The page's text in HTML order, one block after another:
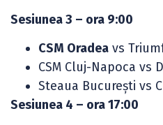
Sesiunea 3 – ora 9:00
CSM Oradea vs
CSM Cluj-Napoca vs
Steaua București vs
Sesiunea 4 – ora 17:00